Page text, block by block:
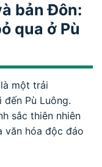
bản Đôn:
qua ở Pù
là một trải
Pù Luông.
sắc thiên nhiên
văn hóa độc đáo